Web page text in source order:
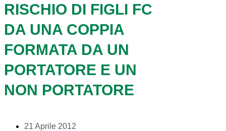
RISCHIO DI FIGLI FC
DA UNA COPPIA
FORMATA DA UN
PORTATORE E UN
NON PORTATORE
21 Aprile 2012